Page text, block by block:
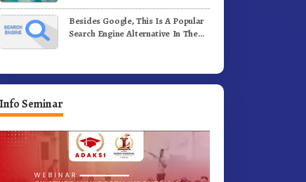
Vaccines
Besides Google, This Is A Popular
Search Engine Alternative In The
Info Seminar